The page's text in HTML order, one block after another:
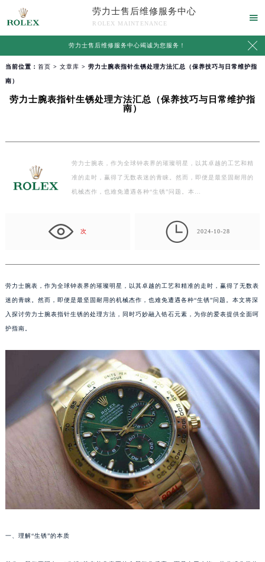
劳力士售后维修服务中心
ROLEX MAINTENANCE

劳力士售后维修服务中心竭诚为您服务！ 
当前位置： 首页 > 文章库 > 劳力士腕表指针生锈处理方法汇总（保养技巧与日常维护指
南）
劳力士腕表指针生锈处理方法汇总（保养技巧与日常维护指
南）
劳力士腕表，作为全球钟表界的璀璨明星，以其卓越的工艺和精
准的走时，赢得了无数表迷的青睐。然而，即便是最坚固耐用的
机械杰作，也难免遭遇各种“生锈”问题。本…
次  2024-10-28
劳力士腕表，作为全球钟表界的璀璨明星，以其卓越的工艺和精准的走时，赢得了无数表
迷的青睐。然而，即便是最坚固耐用的机械杰作，也难免遭遇各种“生锈”问题。本文将深
入探讨劳力士腕表指针生锈的处理方法，同时巧妙融入锆石元素，为你的爱表提供全面呵
护指南。
一、理解“生锈”的本质